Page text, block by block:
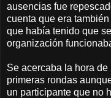
ausencias fue
cuenta que era
que había tenido que
organización
Se acercaba la hora
primeras rondas
un participante que no